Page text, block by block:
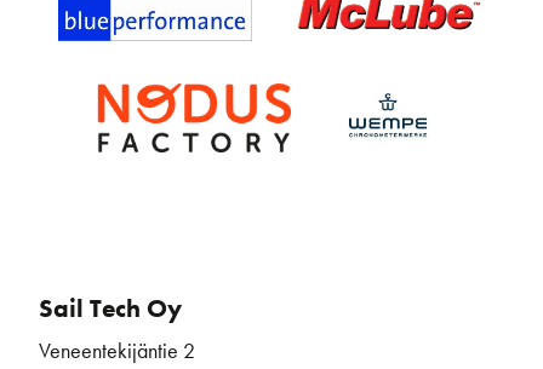
Sail Tech Oy
Veneentekijäntie 2